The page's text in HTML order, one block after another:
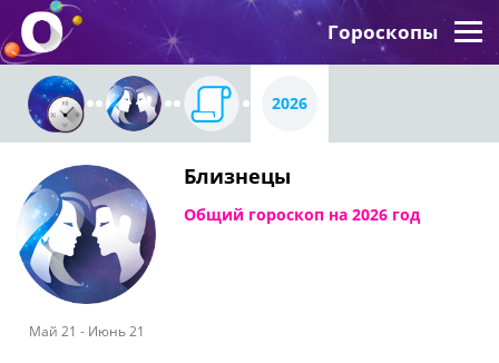
Гороскопы
2026
Май 21 - Июнь 21
Близнецы
Общий гороскоп на 2026 год